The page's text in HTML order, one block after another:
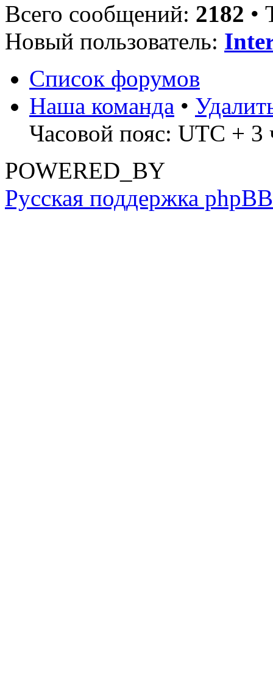
Всего сообщений: 2182 •
Новый пользователь:
Список форумов
Наша команда •
Часовой пояс: UTC + 3
POWERED_BY
Русская поддержка phpBB